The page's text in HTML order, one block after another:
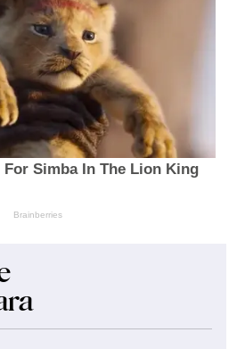
Simba In The Lion King
Brainberries